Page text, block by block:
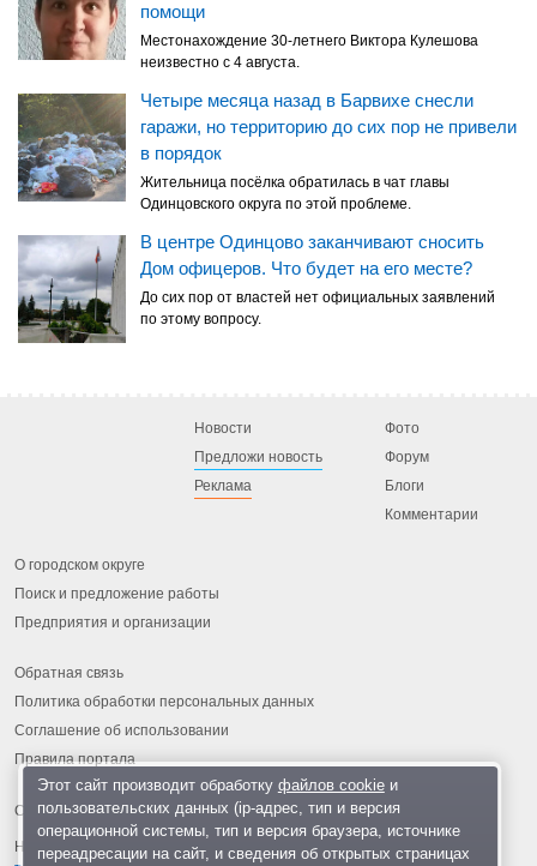
помощи
Местонахождение 30-летнего Виктора Кулешова
неизвестно с 4 августа.
Четыре месяца назад в Барвихе снесли
гаражи, но территорию до сих пор не привели
в порядок
Жительница посёлка обратилась в чат главы
Одинцовского округа по этой проблеме.
В центре Одинцово заканчивают сносить
Дом офицеров. Что будет на его месте?
До сих пор от властей нет официальных заявлений
по этому вопросу.
Новости
Предложи новость
Реклама
Фото
Форум
Блоги
Комментарии
О городском округе
Поиск и предложение работы
Предприятия и организации
Обратная связь
Политика обработки персональных данных
Соглашение об использовании
Правила портала
На информационном ресурсе применяются
Этот сайт производит обработку файлов cookieи
пользовательских данных (ip-адрес, тип и версия
операционной системы, тип и версия браузера, источнике
переадресации на сайт, и сведения об открытых страницах